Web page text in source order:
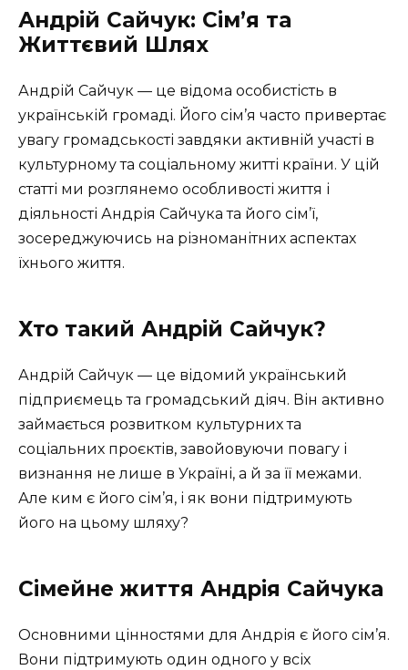
Андрій Сайчук: Сім’я та
Життєвий Шлях
Андрій Сайчук — це відома особистість в
українській громаді. Його сім’я часто привертає
увагу громадськості завдяки активній участі в
культурному та соціальному житті країни. У цій
статті ми розглянемо особливості життя і
діяльності Андрія Сайчука та його сім’ї,
зосереджуючись на різноманітних аспектах
їхнього життя.
Хто такий Андрій Сайчук?
Андрій Сайчук — це відомий український
підприємець та громадський діяч. Він активно
займається розвитком культурних та
соціальних проєктів, завойовуючи повагу і
визнання не лише в Україні, а й за її межами.
Але ким є його сім’я, і як вони підтримують
його на цьому шляху?
Сімейне життя Андрія Сайчука
Основними цінностями для Андрія є його сім’я.
Вони підтримують один одного у всіх